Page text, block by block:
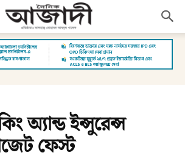
অ্যান্ড ইন্সুরেন্স
ফেস্ট